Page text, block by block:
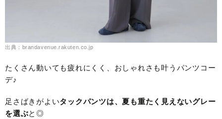
出典：brandavenue.rakuten.co.jp
たくさん動いても疲れにくく、おしゃれさも叶うパンツコー
デ♪
足さばきがよいタックパンツは、夏も重たく見えないグレー
を選ぶと◎